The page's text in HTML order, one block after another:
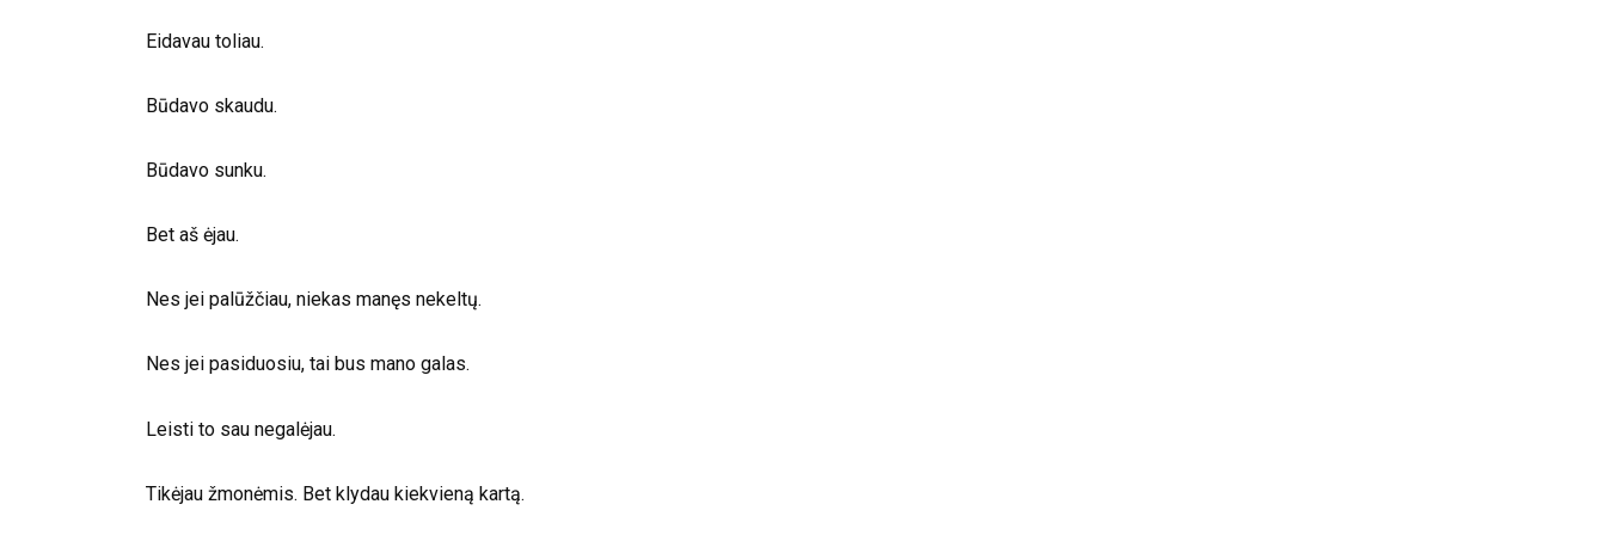
Eidavau toliau.
Būdavo skaudu.
Būdavo sunku.
Bet aš ėjau.
Nes jei palūžčiau, niekas manęs nekeltų.
Nes jei pasiduosiu, tai bus mano galas.
Leisti to sau negalėjau.
Tikėjau žmonėmis. Bet klydau kiekvieną kartą.